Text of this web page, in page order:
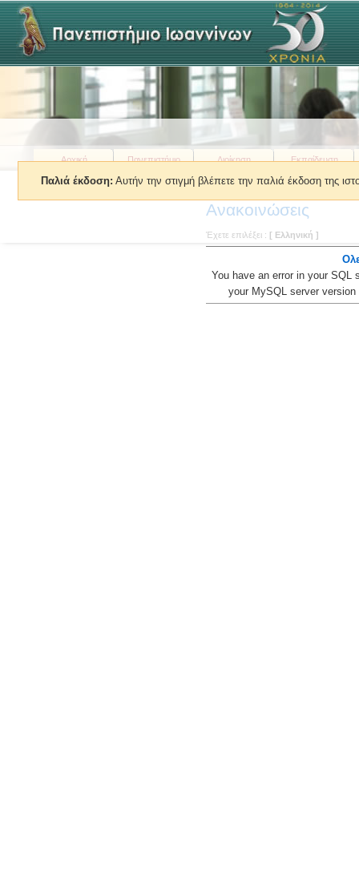
Παλιά έκδοση: Αυτήν την στιγμή βλέπετε την παλιά έκδοση της
Αρχική Πανεπιστήμιο Διοίκηση Εκπαίδευση
Βρίσκεστε εδώ:» Ενημέρωση »
Ανακοινώσεις
Έχετε επιλέξει : [ Ελληνική ]
You have an error in your SQL
your MySQL server